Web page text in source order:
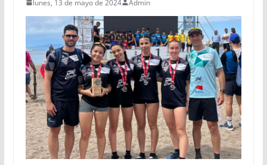
lunes, 13 de mayo de 2024 Admin